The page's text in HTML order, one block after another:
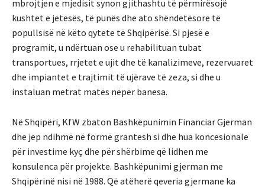
mbrojtjen e mjedisit synon gjithashtu të përmirësojë
kushtet e jetesës, të punës dhe ato shëndetësore të
popullsisë në këto qytete të Shqipërisë. Si pjesë e
programit, u ndërtuan ose u rehabilituan tubat
transportues, rrjetet e ujit dhe të kanalizimeve, rezervuaret
dhe impiantet e trajtimit të ujërave të zeza, si dhe u
instaluan metrat matës nëpër banesa.
Në Shqipëri, KfW zbaton Bashkëpunimin Financiar Gjerman
dhe jep ndihmë në formë grantesh si dhe hua koncesionale
për investime kyç dhe për shërbime që lidhen me
konsulenca për projekte. Bashkëpunimi gjerman me
Shqipërinë nisi në 1988. Që atëherë qeveria gjermane ka